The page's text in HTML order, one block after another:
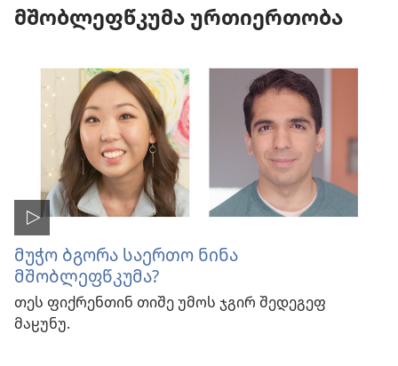
მშობლეფწკუმა ურთიერთობა
მუჭო ბგორა საერთო ნინა
მშობლეფწკუმა?
თეს ფიქრენთინ თიშე უმოს ჯგირ შედეგეფ
მაჸუნუ.